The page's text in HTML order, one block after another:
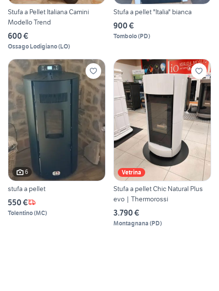
Stufa a Pellet Italiana Camini
Modello Trend
600 €
Ossago Lodigiano(LO)
Stufa a pellet "Italia" bianca
900 €
Tombolo(PD)
6
stufa a pellet
550 €
Tolentino(MC)
Vetrina
Stufa a pellet Chic Natural Plus
evo | Thermorossi
3.790 €
Montagnana (PD)